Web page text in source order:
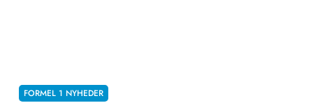
FORMEL 1 NYHEDER